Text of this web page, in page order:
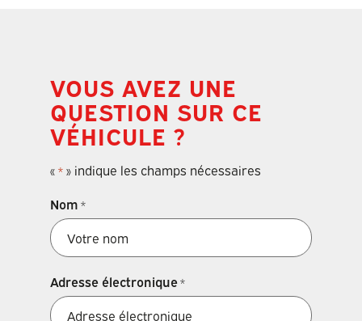
VOUS AVEZ UNE
QUESTION SUR CE
VÉHICULE ?
«* » indique les champs nécessaires
Nom *
Adresse électronique*